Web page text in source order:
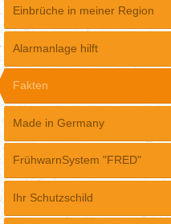
Einbrüche in meiner Region
Alarmanlage hilft
Fakten
Made in Germany
FrühwarnSystem "FRED"
Ihr Schutzschild